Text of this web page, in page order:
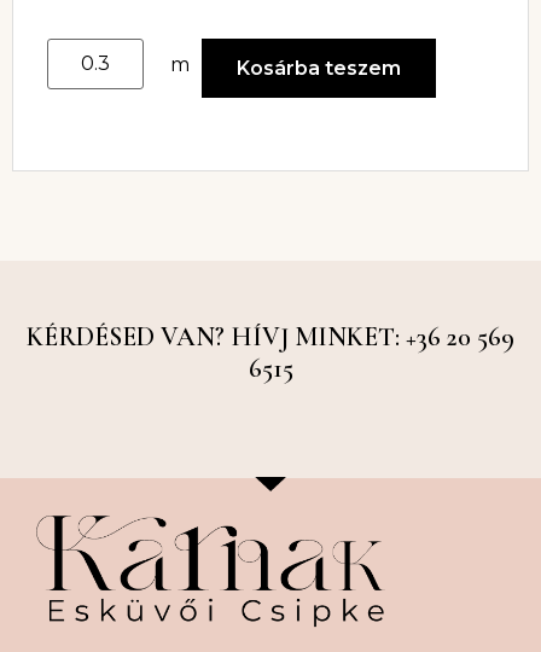
m Kosárba teszem
KÉRDÉSED VAN? HÍVJ MINKET: +36 20 569
6515